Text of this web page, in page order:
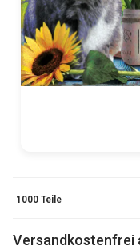
1000 Teile
Versandkostenfrei